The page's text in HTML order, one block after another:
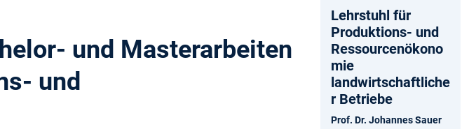
und Masterarbeiten
und
Lehrstuhl für
Produktions- und
Ressourcenökono
mie
landwirtschaftliche
r Betriebe
Prof. Dr. Johannes Sauer